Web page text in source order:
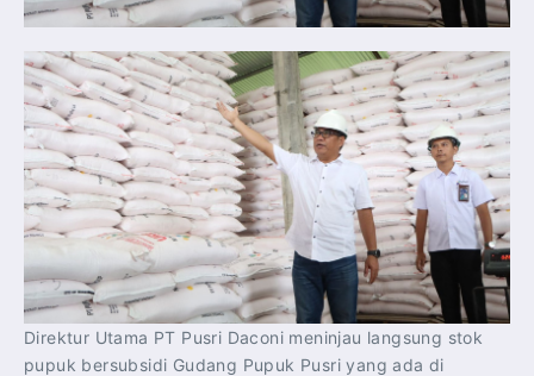
Direktur Utama PT Pusri Daconi meninjau langsung stok
pupuk bersubsidi Gudang Pupuk Pusri yang ada di